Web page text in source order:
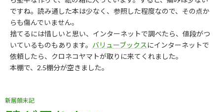
ですね。読み通した本は少なく、参照した程度なので、その点か
らも傷んでいません。
捨てるには惜しいと思い、インターネットで調べたら、値段がつ
いているものもあります。 バリューブックス にインターネットで
依頼したら、クロネコヤマトが取りに来てくれました。
本棚で、2.5棚分が空きました。
新居顛末記